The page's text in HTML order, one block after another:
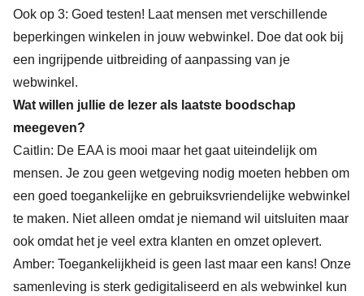
Ook op 3: Goed testen! Laat mensen met verschillende
beperkingen winkelen in jouw webwinkel. Doe dat ook bij
een ingrijpende uitbreiding of aanpassing van je
webwinkel.
Wat willen jullie de lezer als laatste boodschap
meegeven?
Caitlin: De EAA is mooi maar het gaat uiteindelijk om
mensen. Je zou geen wetgeving nodig moeten hebben om
een goed toegankelijke en gebruiksvriendelijke webwinkel
te maken. Niet alleen omdat je niemand wil uitsluiten maar
ook omdat het je veel extra klanten en omzet oplevert.
Amber: Toegankelijkheid is geen last maar een kans! Onze
samenleving is sterk gedigitaliseerd en als webwinkel kun